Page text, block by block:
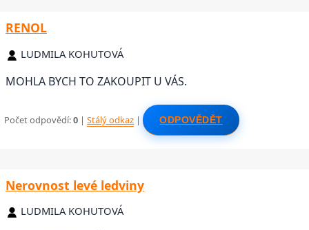
RENOL
LUDMILA KOHUTOVÁ
MOHLA BYCH TO ZAKOUPIT U VÁS.
Počet odpovědí:0 |Stálý odkaz | ODPOVĚDĚT
Nerovnost levé ledviny
LUDMILA KOHUTOVÁ